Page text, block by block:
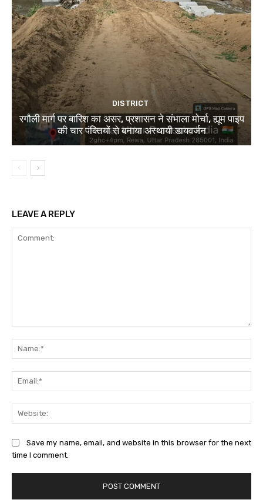
DISTRICT
रगौली मार्ग पर बारिश का असर, प्रशासन ने संभाला मोर्चा, ह्यूम पाइप
की चार पंक्तियों से बनाया अस्थायी डायवर्जन
LEAVE A REPLY
Save my name, email, and website in this browser for the next
time I comment.